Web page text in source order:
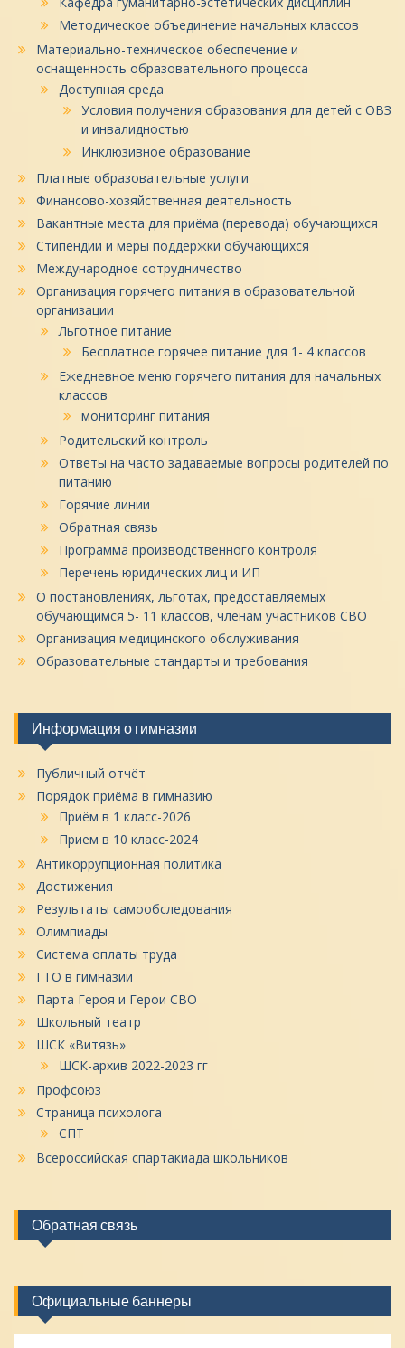
Методическое объединение начальных классов
Материально-техническое обеспечение и
оснащенность образовательного процесса
Доступная среда
Условия получения образования для детей с ОВЗ
и инвалидностью
Инклюзивное образование
Платные образовательные услуги
Финансово-хозяйственная деятельность
Вакантные места для приёма (перевода) обучающихся
Стипендии и меры поддержки обучающихся
Международное сотрудничество
Организация горячего питания в образовательной
организации
Льготное питание
Бесплатное горячее питание для 1- 4 классов
Ежедневное меню горячего питания для начальных
классов
мониторинг питания
Родительский контроль
Ответы на часто задаваемые вопросы родителей по
питанию
Горячие линии
Обратная связь
Программа производственного контроля
Перечень юридических лиц и ИП
О постановлениях, льготах, предоставляемых
обучающимся 5- 11 классов, членам участников СВО
Организация медицинского обслуживания
Образовательные стандарты и требования
Информация о гимназии
Публичный отчёт
Порядок приёма в гимназию
Приём в 1 класс-2026
Прием в 10 класс-2024
Антикоррупционная политика
Достижения
Результаты самообследования
Олимпиады
Система оплаты труда
ГТО в гимназии
Парта Героя и Герои СВО
Школьный театр
ШСК «Витязь»
ШСК-архив 2022-2023 гг
Профсоюз
Страница психолога
СПТ
Всероссийская спартакиада школьников
Обратная связь
Официальные баннеры